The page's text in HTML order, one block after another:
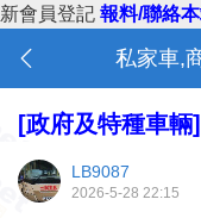
新會員登記 報料/聯絡
[政府及特種車輛]
LB9087
2026-5-28 22:15